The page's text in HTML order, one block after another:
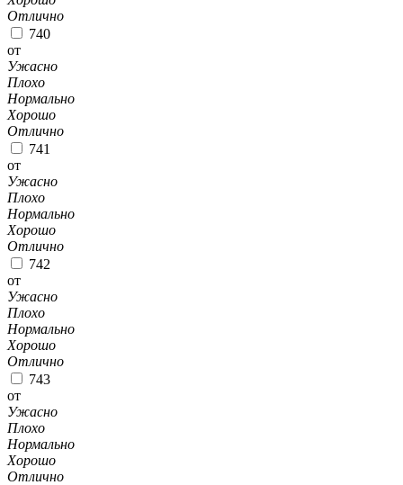
Отлично
740
от
Ужасно
Плохо
Нормально
Хорошо
Отлично
741
от
Ужасно
Плохо
Нормально
Хорошо
Отлично
742
от
Ужасно
Плохо
Нормально
Хорошо
Отлично
743
от
Ужасно
Плохо
Нормально
Хорошо
Отлично